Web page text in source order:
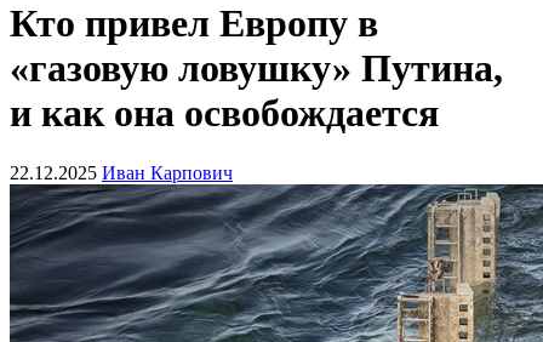
Кто привел Европу в
«газовую ловушку» Путина,
и как она освобождается
22.12.2025 Иван Карпович